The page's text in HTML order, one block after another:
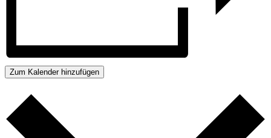
Zum Kalender hinzufügen